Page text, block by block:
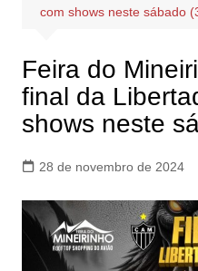
com shows neste sábado
Feira do
final da
shows neste
28 de novembro de 2024